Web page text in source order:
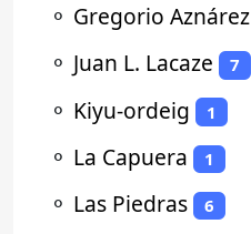
⚬ Gregorio Aznárez
⚬ Juan L. Lacaze 7
⚬ Kiyu-ordeig 1
⚬ La Capuera 1
⚬ Las Piedras 6